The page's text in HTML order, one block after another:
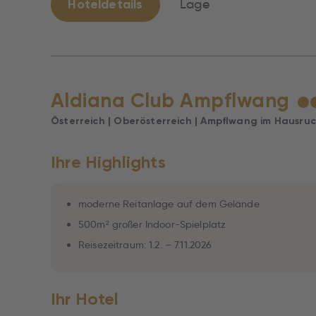
Hoteldetails Lage
Aldiana Club Ampflwang ★
Österreich | Oberösterreich | Ampflwang im
Ihre Highlights
moderne Reitanlage auf dem Gelände
500m² großer Indoor-Spielplatz
Reisezeitraum: 1.2. – 7.11.2026
Ihr Hotel